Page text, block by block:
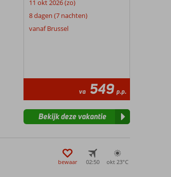
11 okt 2026 (zo)
8 dagen (7 nachten)
vanaf Brussel
va 549 p.p.
Bekijk deze vakantie
bewaar 02:50 okt 23°C